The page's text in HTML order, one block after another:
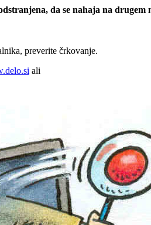
da se nahaja na drugem
preverite črkovanje.
ali